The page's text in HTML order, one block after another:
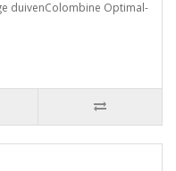
duivenColombine Optimal-